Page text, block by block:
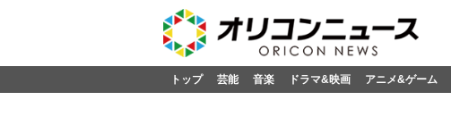
トップ 芸能 音楽 ドラマ&映画 アニメ&ゲーム